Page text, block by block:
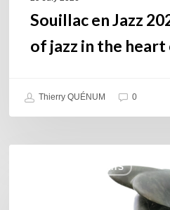
Souillac en Jazz
of jazz in the
Thierry QUÉNUM 0
COULEURS JAZZ HITS